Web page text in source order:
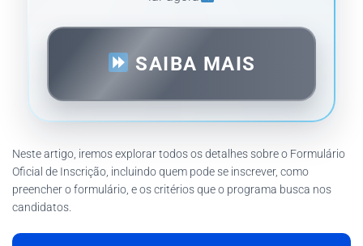
SAIBA MAIS
Neste artigo, iremos explorar todos os detalhes sobre o Formulário
Oficial de Inscrição, incluindo quem pode se inscrever, como
preencher o formulário, e os critérios que o programa busca nos
candidatos.